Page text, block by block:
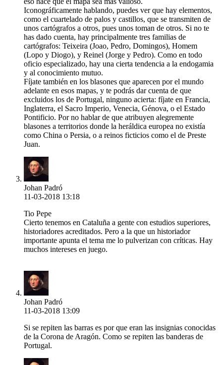
Iconográficamente hablando, puedes ver que hay elementos,
como el cuartelado de palos y castillos, que se transmiten de
unos cartógrafos a otros, pues unos toman de otros. Si no te
has dado cuenta, hay principalmente tres familias de
cartógrafos: Teixeira (Joao, Pedro, Domingos), Homem
(Lopo y Diogo), y Reinel (Jorge y Pedro). Como en todo
oficio especializado, hay una cierta tendencia a la endogamia
y al conocimiento mutuo.
Fíjate también en los blasones que aparecen por el mundo
adelante en esos mapas, y te podrás dar cuenta de que
excluidos los de Portugal, ninguno acierta: fíjate en Francia,
Inglaterra, el Sacro Imperio, Venecia, Génova, o el Estado
Pontificio. Por no hablar de que atribuyen alegremente
blasones a territorios donde la heráldica europea no existía
como China o Persia, o a reinos ficticios como el de Preste
Juan.
Johan Padró
11-03-2018 13:18
Tio Pepe
Cierto tenemos en Cataluña a gente con estudios superiores,
historiadores acreditados. Pero a la que un historiador
importante apunta el tema me lo pulverizan con críticas. Hay
muchos intereses en juego.
Johan Padró
11-03-2018 13:09
Si se repiten las barras es por que eran las insignias conocidas
de la Corona de Aragón. Como se repiten las banderas de
Portugal.